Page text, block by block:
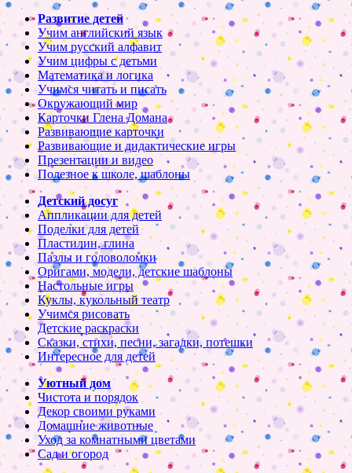
Развитие детей
Учим английский язык
Учим русский алфавит
Учим цифры с детьми
Математика и логика
Учимся читать и писать
Окружающий мир
Карточки Глена Домана
Развивающие карточки
Развивающие и дидактические игры
Презентации и видео
Полезное к школе, шаблоны
Детский досуг
Аппликации для детей
Поделки для детей
Пластилин, глина
Пазлы и головоломки
Оригами, модели, детские шаблоны
Настольные игры
Куклы, кукольный театр
Учимся рисовать
Детские раскраски
Сказки, стихи, песни, загадки, потешки
Интересное для детей
Уютный дом
Чистота и порядок
Декор своими руками
Домашние животные
Уход за комнатными цветами
Сад и огород